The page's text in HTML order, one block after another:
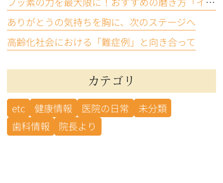
ありがとうの気持ちを胸に、次のステージへ
高齢化社会における「難症例」と向き合って
カテゴリ
etc 健康情報 医院の日常
未分類
歯科情報
院長より